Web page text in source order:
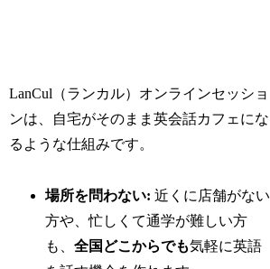
LanCul（ランカル）オンラインセッショ
ンは、自宅がそのまま英会話カフェにな
るような仕組みです。
場所を問わない: 近くに店舗がない
方や、忙しくて通学が難しい方
も、全国どこからでも気軽に英語